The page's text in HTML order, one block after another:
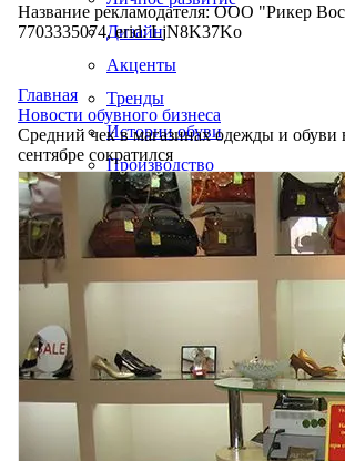
Дизайн
Акценты
Тренды
Истории обуви
Производство
Название рекламодателя: ООО "Рикер
7703335074, erid: LjN8K37Ko
Главная
Новости обувного бизнеса
Средний чек в магазинах одежды и обуви
сентябре сократился